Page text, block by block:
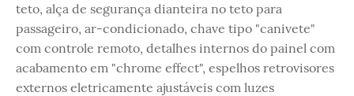
teto, alça de segurança dianteira no teto para
passageiro, ar-condicionado, chave tipo "canivete"
com controle remoto, detalhes internos do painel com
acabamento em "chrome effect", espelhos retrovisores
externos eletricamente ajustáveis com luzes